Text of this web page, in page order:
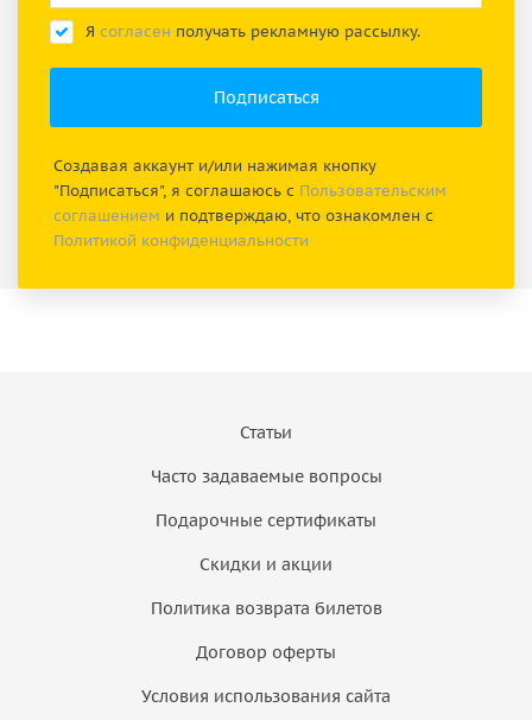
Я согласен получать рекламную рассылку.
Создавая аккаунт и/или нажимая кнопку
"Подписаться", я соглашаюсь с Пользовательским
соглашением и подтверждаю, что ознакомлен с
Политикой конфиденциальности
Статьи
Часто задаваемые вопросы
Подарочные сертификаты
Скидки и акции
Политика возврата билетов
Договор оферты
Условия использования сайта